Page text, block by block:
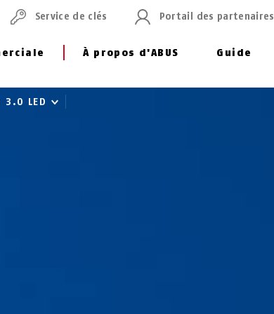
À propos d'ABUS Guide
Service de clés Portail des partenaires
3.0 LED